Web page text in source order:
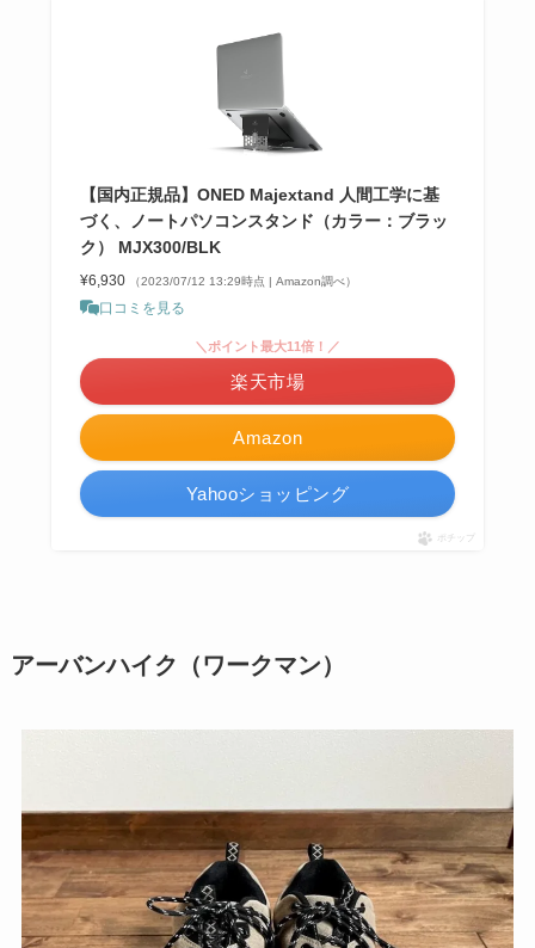
【国内正規品】ONED Majextand 人間工学に基
づく、ノートパソコンスタンド（カラー：ブラッ
ク） MJX300/BLK
¥6,930 （2023/07/12 13:29時点 | Amazon調べ）
口コミを見る
Amazon
＼ポイント最大11倍！／
楽天市場
Yahooショッピング
ポチップ
アーバンハイク（ワークマン）